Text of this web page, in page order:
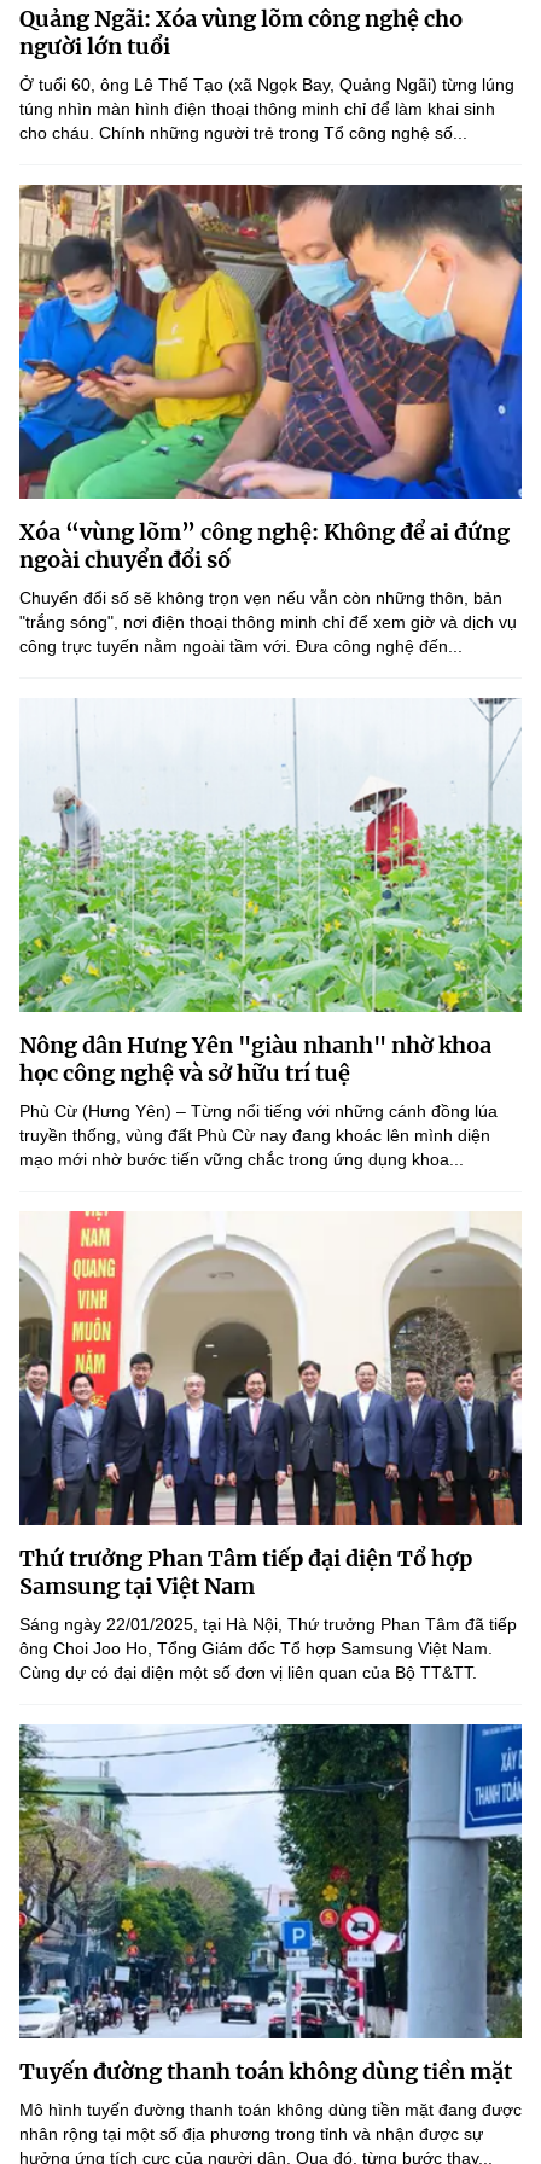
Sở Khoa học và Công nghệ
Chuyển đổi số
Bưu chính, Viễn thông
Tiêu chuẩn, đo lường, chất lượng
Năng lượng nguyên tử
Tin tổng hợp
Tin địa phương
Văn bản QPPL
Văn bản chỉ đạo điều hành
Lấy ý kiến người dân về dự thảo VBQPPL
MST IOFFICE
THỐNG KÊ
Khoa học và Công nghệ
Đổi mới sáng tạo
Chuyển đổi số
Bưu chính, Viễn thông
Sở hữu trí tuệ
Tiêu chuẩn, đo lường, chất lượng
Năng lượng nguyên tử
Multimedia
THƯ ĐIỆN TỬ
Khác
Videos
Infographic
Ảnh
Voice
Nhiệm vụ trọng tâm
Chọn ngôn ngữ
Vietnamese English
BỘ KHOA HỌC VÀ CÔNG NGHỆ
Điều khoản sử dụng Góp ý
Cơ quan chủ quản: Bộ Khoa học và Công nghệ (MST)
Chịu trách nhiệm nội dung: Nguyễn Thị Hải Hằng
Giám đốc Trung tâm Truyền thông Khoa học và Công nghệ.
Liên hệ
Địa chỉ: Ban Biên tập Cổng TTĐT - 18 Nguyễn Du, TP. Hà Nội
Điện thoại: 024 3936 9506
Email:
stc@mst.gov.vn
©2026 Bản quyền thuộc Bộ Khoa Học và Công Nghệ
(Ghi rõ nguồn "https://mst.gov.vn" khi phát hành lại thông tin từ
website này)
Quảng Ngãi: Xóa vùng lõm công nghệ cho
người lớn tuổi
Ở tuổi 60, ông Lê Thế Tạo (xã Ngọk Bay, Quảng Ngãi) từng lúng
túng nhìn màn hình điện thoại thông minh chỉ để làm khai sinh
cho cháu. Chính những người trẻ trong Tổ công nghệ số...
Xóa “vùng lõm” công nghệ: Không để ai đứng
ngoài chuyển đổi số
Chuyển đổi số sẽ không trọn vẹn nếu vẫn còn những thôn, bản
"trắng sóng", nơi điện thoại thông minh chỉ để xem giờ và dịch vụ
công trực tuyến nằm ngoài tầm với. Đưa công nghệ đến...
Nông dân Hưng Yên "giàu nhanh" nhờ khoa
học công nghệ và sở hữu trí tuệ
Phù Cừ (Hưng Yên) – Từng nổi tiếng với những cánh đồng lúa
truyền thống, vùng đất Phù Cừ nay đang khoác lên mình diện
mạo mới nhờ bước tiến vững chắc trong ứng dụng khoa...
Thứ trưởng Phan Tâm tiếp đại diện Tổ hợp
Samsung tại Việt Nam
Sáng ngày 22/01/2025, tại Hà Nội, Thứ trưởng Phan Tâm đã tiếp
ông Choi Joo Ho, Tổng Giám đốc Tổ hợp Samsung Việt Nam.
Cùng dự có đại diện một số đơn vị liên quan của Bộ TT&TT.
Tuyến đường thanh toán không dùng tiền mặt
Mô hình tuyến đường thanh toán không dùng tiền mặt đang được
nhân rộng tại một số địa phương trong tỉnh và nhận được sự
hưởng ứng tích cực của người dân. Qua đó, từng bước thay...